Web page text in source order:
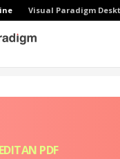
Visual Paradigm
PDF